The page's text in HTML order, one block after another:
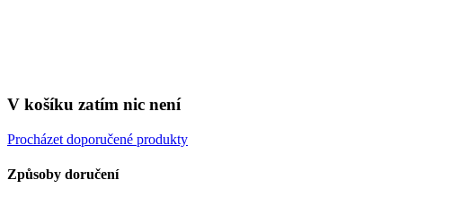
V košíku zatím nic není
Procházet doporučené produkty
Způsoby doručení